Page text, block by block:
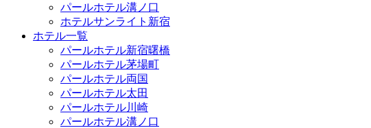
パールホテル溝ノ口
ホテルサンライト新宿
ホテル一覧
パールホテル新宿曙橋
パールホテル茅場町
パールホテル両国
パールホテル太田
パールホテル川崎
パールホテル溝ノ口